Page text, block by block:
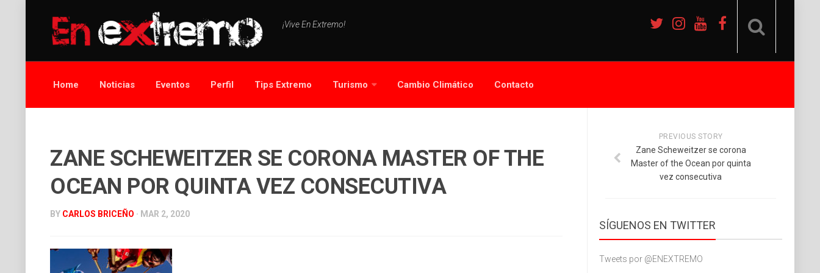
¡Vive En Extremo!
Home Noticias Eventos Perfil Tips Extremo Turismo Cambio Climático Contacto
ZANE SCHEWEITZER SE CORONA MASTER OF THE
OCEAN POR QUINTA VEZ CONSECUTIVA
BY CARLOS BRICEÑO · MAR 2, 2020
PREVIOUS STORY
Zane Scheweitzer se corona
Master of the Ocean por quinta
vez consecutiva
SÍGUENOS EN TWITTER
Tweets por @ENEXTREMO